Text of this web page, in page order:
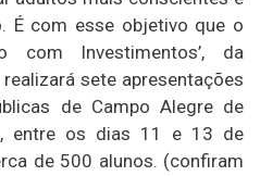
É com esse objetivo que o
com Investimentos’, da
sete apresentações
de Campo Alegre de
entre os dias 11 e 13 de
de 500 alunos. (confiram